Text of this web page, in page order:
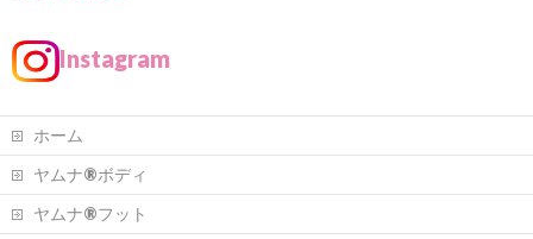
Instagram
ホーム
ヤムナ®ボディ
ヤムナ®フット